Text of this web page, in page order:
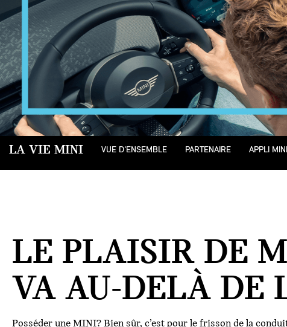
LA VIE MINI VUE D'ENSEMBLE PARTENAIRE APPLI MINI
LE PLAISIR DE
VA AU-DELÀ DE
Posséder une MINI? Bien sûr, c’est pour le frisson de la